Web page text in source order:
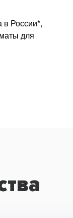
в России*,
для